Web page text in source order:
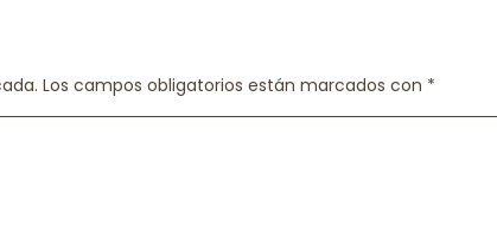
Los campos obligatorios están marcados con *